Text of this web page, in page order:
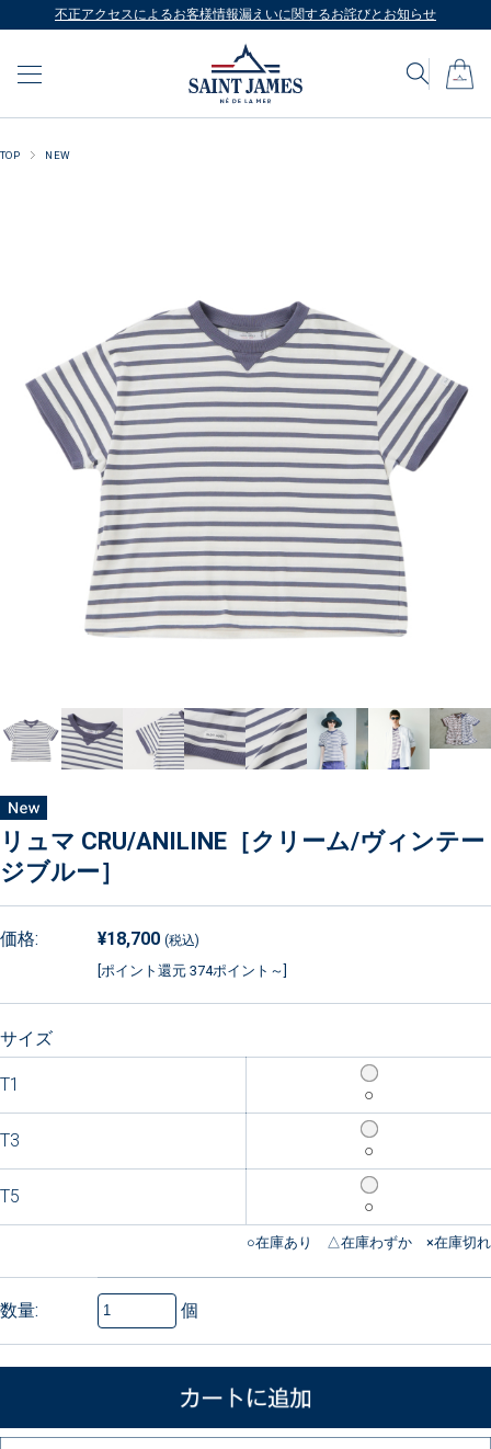
不正アクセスによるお客様情報漏えいに関するお詫びとお知らせ
TOP NEW
リュマ CRU/ANILINE［クリーム/ヴィンテー
ジブルー］
価格: ¥18,700 (税込)
[ポイント還元 374ポイント～]
サイズ
T1 ○
T3 ○
T5 ○
数量: 個